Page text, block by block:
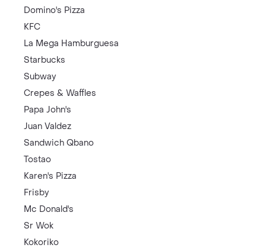
Domino's Pizza
KFC
La Mega Hamburguesa
Starbucks
Subway
Crepes & Waffles
Papa John's
Juan Valdez
Sandwich Qbano
Tostao
Karen's Pizza
Frisby
Mc Donald's
Sr Wok
Kokoriko